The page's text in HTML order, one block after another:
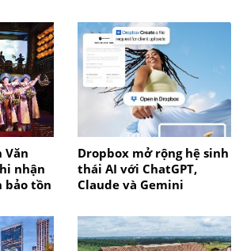
Văn
nhận
bảo tồn
Dropbox mở rộng hệ sinh
thái AI với ChatGPT,
Claude và Gemini